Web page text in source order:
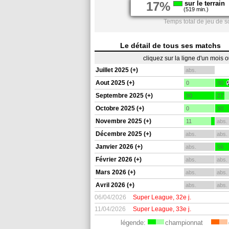
17% sur le terrain
(519 min.)
Temps total de jeu de
Le détail de tous ses matchs
cliquez sur la ligne d'un mois
Juillet 2025 (+)
abs.
Aout 2025 (+) 0 90
Septembre 2025 (+) 90 27
Octobre 2025 (+) 0 90
Novembre 2025 (+) 11 abs.
Décembre 2025 (+) abs. abs.
Janvier 2026 (+) abs. 56
Février 2026 (+) abs. abs.
Mars 2026 (+) abs. abs.
Avril 2026 (+) abs. abs.
06/04/2026 Super League, 32e j.
11/04/2026
Super League, 33e j.
légende: championnat